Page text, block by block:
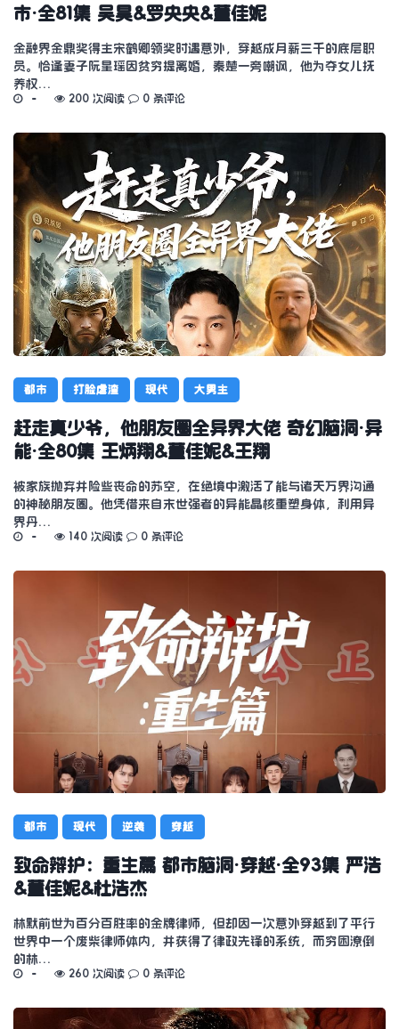
市·全81集 吴昊&罗央央&董佳妮
金融界金鼎奖得主宋鹤卿领奖时遇意外，穿越成月薪三千的底层职
员。恰逢妻子阮星瑶因贫穷提离婚，秦楚一旁嘲讽，他为夺女儿抚
养权…
200 次阅读 0 条评论
都市 打脸虐渣 现代 大男主
赶走真少爷，他朋友圈全异界大佬 奇幻脑洞·异
能·全80集 王炳翔&董佳妮&王翔
被家族抛弃并险些丧命的苏空，在绝境中激活了能与诸天万界沟通
的神秘朋友圈。他凭借来自末世强者的异能晶核重塑身体，利用异
界丹…
140 次阅读 0 条评论
都市 现代 逆袭 穿越
致命辩护：重生篇 都市脑洞·穿越·全93集 严浩
&董佳妮&杜浩杰
林默前世为百分百胜率的金牌律师，但却因一次意外穿越到了平行
世界中一个废柴律师体内，并获得了律政先锋的系统，而穷困潦倒
的林…
260 次阅读 0 条评论